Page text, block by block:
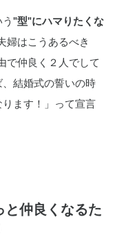
"型"にハマりたくな
婦はこうあるべき
で仲良く２人でして
結婚式の誓いの時
ます！」って宣言
と仲良くなるた